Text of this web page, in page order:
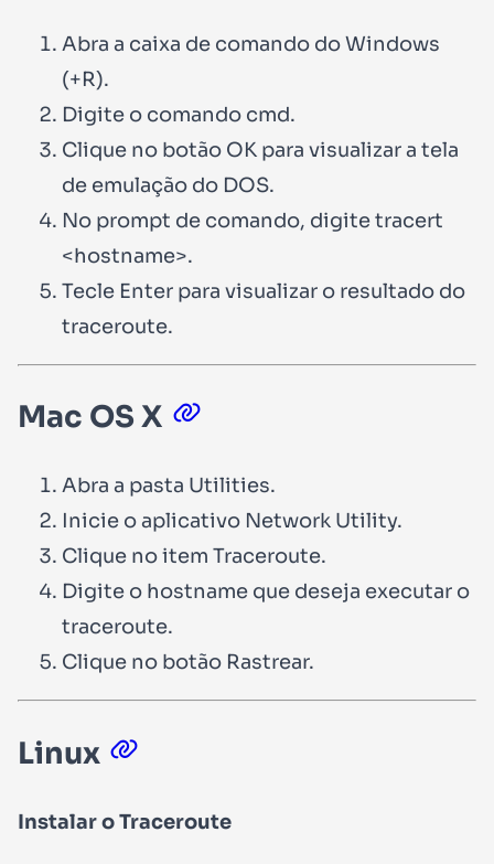
Abra a caixa de comando do Windows
(+R).
Digite o comando cmd.
Clique no botão OK para visualizar a tela
de emulação do DOS.
No prompt de comando, digite tracert
<hostname>.
Tecle Enter para visualizar o resultado do
traceroute.
Mac OS X
Abra a pasta Utilities.
Inicie o aplicativo Network Utility.
Clique no item Traceroute.
Digite o hostname que deseja executar o
traceroute.
Clique no botão Rastrear.
Linux
Instalar o Traceroute